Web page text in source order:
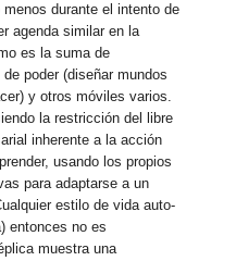
durante el intento de
agenda similar en la
es la suma de
poder (diseñar mundos
y otros móviles varios.
la restricción del libre
inherente a la acción
usando los propios
para adaptarse a un
estilo de vida auto-
entonces no es
muestra una